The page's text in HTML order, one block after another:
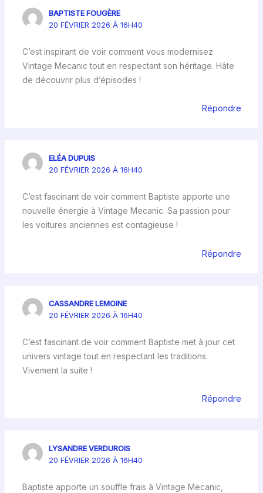
BAPTISTE FOUGÈRE
20 FÉVRIER 2026 À 16H40
C’est inspirant de voir comment vous modernisez
Vintage Mecanic tout en respectant son héritage. Hâte
de découvrir plus d’épisodes !
Répondre
ELÉA DUPUIS
20 FÉVRIER 2026 À 16H40
C’est fascinant de voir comment Baptiste apporte une
nouvelle énergie à Vintage Mecanic. Sa passion pour
les voitures anciennes est contagieuse !
Répondre
CASSANDRE LEMOINE
20 FÉVRIER 2026 À 16H40
C’est fascinant de voir comment Baptiste met à jour cet
univers vintage tout en respectant les traditions.
Vivement la suite !
Répondre
LYSANDRE VERDUROIS
20 FÉVRIER 2026 À 16H40
Baptiste apporte un souffle frais à Vintage Mecanic,